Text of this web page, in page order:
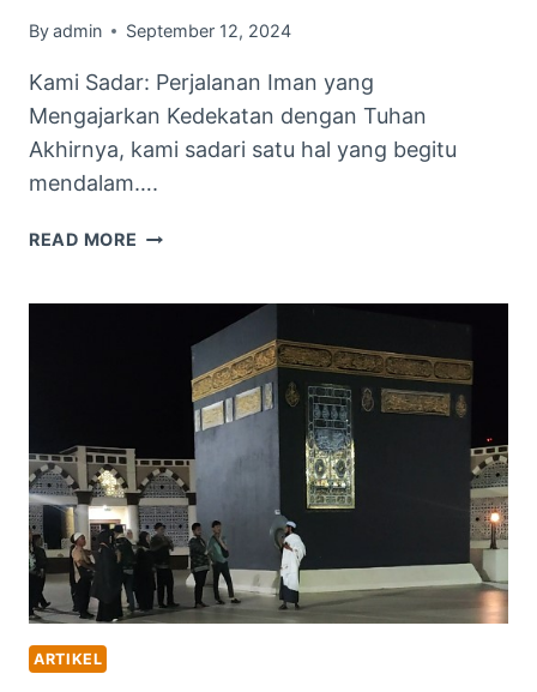
Byadmin September 12, 2024
Kami Sadar: Perjalanan Iman yang
Mengajarkan Kedekatan dengan Tuhan
Akhirnya, kami sadari satu hal yang begitu
mendalam….
READ MORE KAMI
MENGAJARKAN
KEDEKATAN
DENGAN
TUHAN
ARTIKEL